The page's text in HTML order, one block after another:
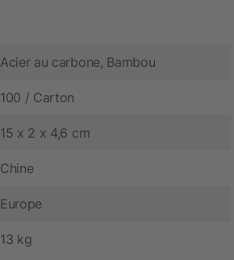
Acier au carbone, Bambou
100 / Carton
15 x 2 x 4,6 cm
Chine
Europe
13 kg